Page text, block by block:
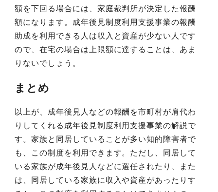
額を下回る場合には、家庭裁判所が決定した報酬
額になります。成年後見制度利用支援事業の報酬
助成を利用できる人は収入と資産が少ない人です
ので、在宅の場合は上限額に達することは、あま
りないでしょう。
まとめ
以上が、成年後見人などの報酬を市町村が肩代わ
りしてくれる成年後見制度利用支援事業の解説で
す。家族と同居していることが多い知的障害者で
も、この制度を利用できます。ただし、同居して
いる家族が成年後見人などに選任されたり、また
は、同居している家族に収入や資産があったりす